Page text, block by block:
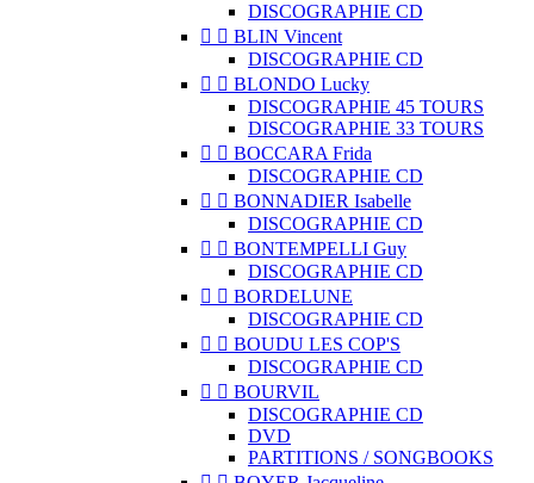
DISCOGRAPHIE CD
  BLIN Vincent
DISCOGRAPHIE CD
  BLONDO Lucky
DISCOGRAPHIE 45 TOURS
DISCOGRAPHIE 33 TOURS
  BOCCARA Frida
DISCOGRAPHIE CD
  BONNADIER Isabelle
DISCOGRAPHIE CD
  BONTEMPELLI Guy
DISCOGRAPHIE CD
  BORDELUNE
DISCOGRAPHIE CD
  BOUDU LES COP'S
DISCOGRAPHIE CD
  BOURVIL
DISCOGRAPHIE CD
DVD
PARTITIONS / SONGBOOKS